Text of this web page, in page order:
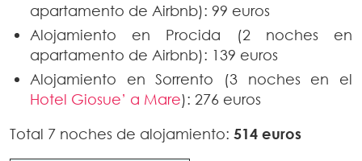
apartamento de Airbnb): 99 euros
Alojamiento en Procida (2 noches en
apartamento de Airbnb): 139 euros
Alojamiento en Sorrento (3 noches en el
Hotel Giosue’ a Mare): 276 euros
Total 7 noches de alojamiento: 514 euros